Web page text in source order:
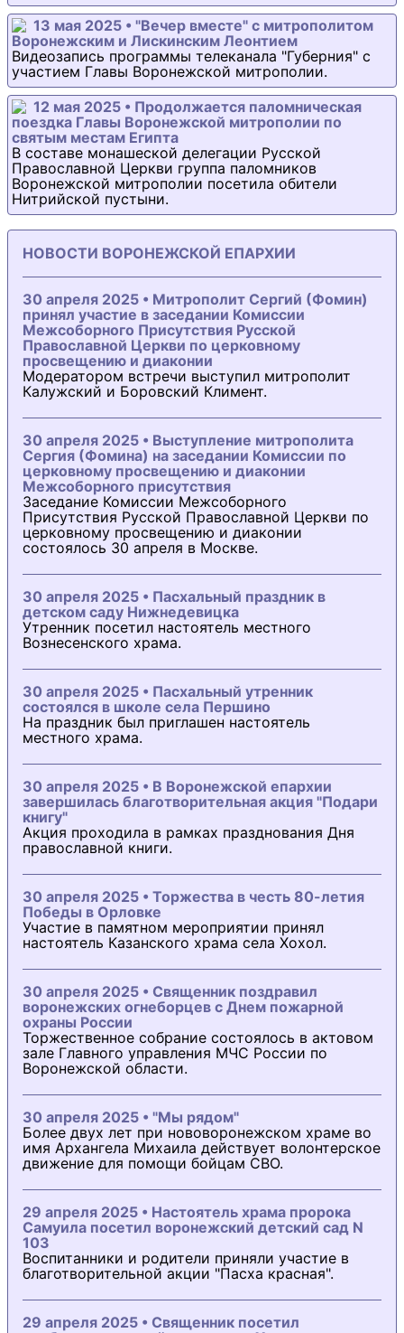
13 мая 2025 • "Вечер вместе" с митрополитом
Воронежским и Лискинским Леонтием
Видеозапись программы телеканала "Губерния" с
участием Главы Воронежской митрополии.
12 мая 2025 • Продолжается паломническая
поездка Главы Воронежской митрополии по
святым местам Египта
В составе монашеской делегации Русской
Православной Церкви группа паломников
Воронежской митрополии посетила обители
Нитрийской пустыни.
НОВОСТИ ВОРОНЕЖСКОЙ ЕПАРХИИ
30 апреля 2025 • Митрополит Сергий (Фомин)
принял участие в заседании Комиссии
Межсоборного Присутствия Русской
Православной Церкви по церковному
просвещению и диаконии
Модератором встречи выступил митрополит
Калужский и Боровский Климент.
30 апреля 2025 • Выступление митрополита
Сергия (Фомина) на заседании Комиссии по
церковному просвещению и диаконии
Межсоборного присутствия
Заседание Комиссии Межсоборного
Присутствия Русской Православной Церкви по
церковному просвещению и диаконии
состоялось 30 апреля в Москве.
30 апреля 2025 • Пасхальный праздник в
детском саду Нижнедевицка
Утренник посетил настоятель местного
Вознесенского храма.
30 апреля 2025 • Пасхальный утренник
состоялся в школе села Першино
На праздник был приглашен настоятель
местного храма.
30 апреля 2025 • В Воронежской епархии
завершилась благотворительная акция "Подари
книгу"
Акция проходила в рамках празднования Дня
православной книги.
30 апреля 2025 • Торжества в честь 80-летия
Победы в Орловке
Участие в памятном мероприятии принял
настоятель Казанского храма села Хохол.
30 апреля 2025 • Священник поздравил
воронежских огнеборцев с Днем пожарной
охраны России
Торжественное собрание состоялось в актовом
зале Главного управления МЧС России по
Воронежской области.
30 апреля 2025 • "Мы рядом"
Более двух лет при нововоронежском храме во
имя Архангела Михаила действует волонтерское
движение для помощи бойцам СВО.
29 апреля 2025 • Настоятель храма пророка
Самуила посетил воронежский детский сад N
103
Воспитанники и родители приняли участие в
благотворительной акции "Пасха красная".
29 апреля 2025 • Священник посетил